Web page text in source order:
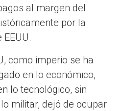
al margen del
por la
como imperio se ha
en lo económico,
lo tecnológico, sin
militar, dejó de ocupar